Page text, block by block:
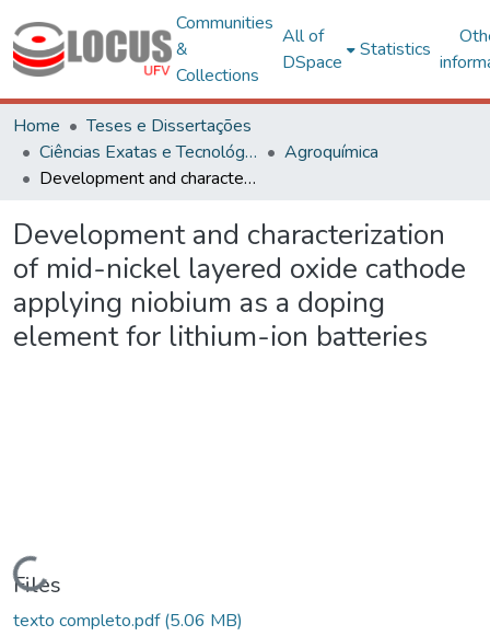
Communities
&
Collections
All of
DSpace
Statistics
Home
Teses e Dissertações
Ciências Exatas e Tecnológicas
Agroquímica
Development and characterization of mid-nickel layered oxide cathode applying niobium as a doping element for lithium-ion batteries
Development and characterization
of mid-nickel layered oxide cathode
applying niobium as a doping
element for lithium-ion batteries
Files
texto completo.pdf(5.06 MB)